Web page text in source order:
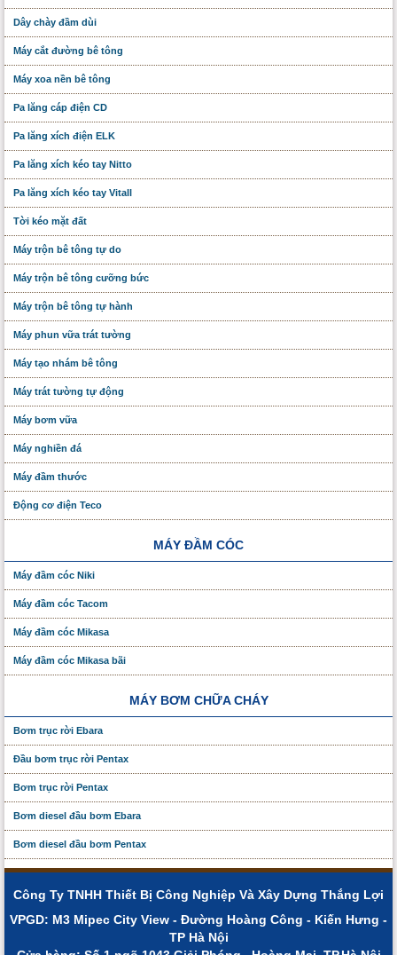
Dây chày đầm dùi
Máy cắt đường bê tông
Máy xoa nền bê tông
Pa lăng cáp điện CD
Pa lăng xích điện ELK
Pa lăng xích kéo tay Nitto
Pa lăng xích kéo tay Vitall
Tời kéo mặt đất
Máy trộn bê tông tự do
Máy trộn bê tông cưỡng bức
Máy trộn bê tông tự hành
Máy phun vữa trát tường
Máy tạo nhám bê tông
Máy trát tường tự động
Máy bơm vữa
Máy nghiền đá
Máy đầm thước
Động cơ điện Teco
MÁY ĐẦM CÓC
Máy đầm cóc Niki
Máy đầm cóc Tacom
Máy đầm cóc Mikasa
Máy đầm cóc Mikasa bãi
MÁY BƠM CHỮA CHÁY
Bơm trục rời Ebara
Đầu bơm trục rời Pentax
Bơm trục rời Pentax
Bơm diesel đầu bơm Ebara
Bơm diesel đầu bơm Pentax
Công Ty TNHH Thiết Bị Công Nghiệp Và Xây Dựng Thắng Lợi
VPGD: M3 Mipec City View - Đường Hoàng Công - Kiến Hưng -
TP Hà Nội